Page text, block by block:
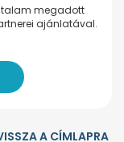
megadott
ajánlatával.
A CÍMLAPRA